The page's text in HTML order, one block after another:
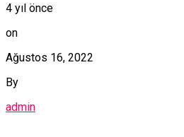
4 yıl önce
on
Ağustos 16, 2022
By
admin